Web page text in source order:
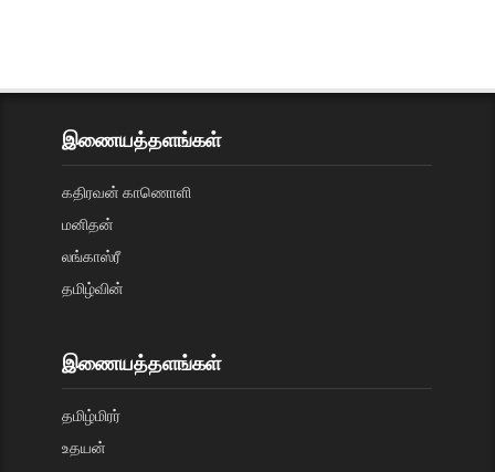
இணையத்தளங்கள்
கதிரவன் காணொளி
மனிதன்
லங்காஸ்ரீ
தமிழ்வின்
இணையத்தளங்கள்
தமிழ்மிரர்
உதயன்